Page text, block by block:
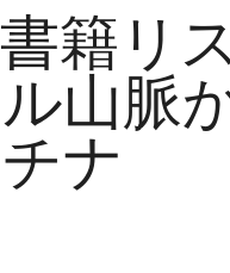
籍リ
山脈
ナ